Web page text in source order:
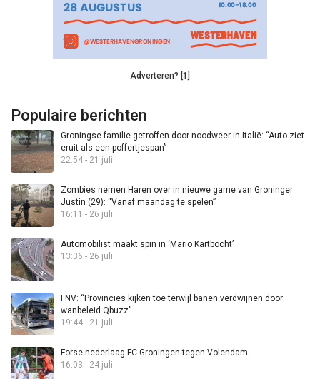
Adverteren? [1]
Populaire berichten
Groningse familie getroffen door noodweer in Italië: “Auto ziet
eruit als een poffertjespan”
22:54 - 21 juli
Zombies nemen Haren over in nieuwe game van Groninger
Justin (29): “Vanaf maandag te spelen”
16:11 - 26 juli
Automobilist maakt spin in ‘Mario Kartbocht’
13:36 - 26 juli
FNV: “Provincies kijken toe terwijl banen verdwijnen door
wanbeleid Qbuzz”
19:44 - 21 juli
Forse nederlaag FC Groningen tegen Volendam
16:03 - 24 juli